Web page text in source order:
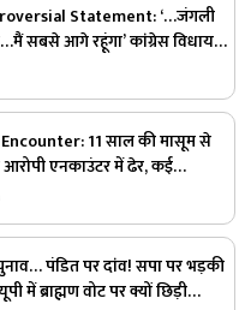
Statement: ‘…जंगली
सबसे आगे रहूंगा’ कांग्रेस विधायक
हो रहा वीडियो
11 साल की मासूम से
आरोपी एनकाउंटर में ढेर, कई
पंडित पर दांव! सपा पर भड़की
में ब्राह्मण वोट पर क्यों छिड़ी